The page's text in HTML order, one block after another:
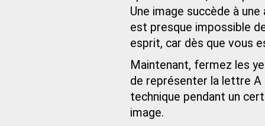
Une image succède à
est presque impossible
esprit, car dès que vous
Maintenant, fermez les
de représenter la lettre
technique pendant un
image.